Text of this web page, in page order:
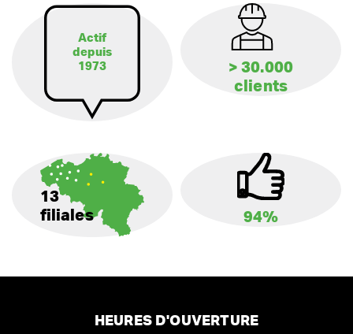
Actif
depuis
1973
> 30.000
clients
13
filiales
94%
HEURES D'OUVERTURE